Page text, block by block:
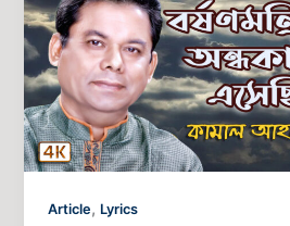
Article, Lyrics
–
কামাল
আহমেদ